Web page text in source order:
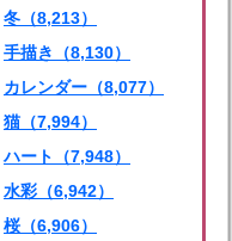
冬（8,213）
手描き（8,130）
カレンダー（8,077）
猫（7,994）
ハート（7,948）
水彩（6,942）
桜（6,906）